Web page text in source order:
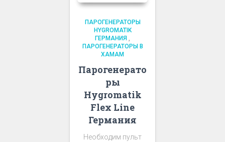
ПАРОГЕНЕРАТОРЫ
HYGROMATIK
ГЕРМАНИЯ ,
ПАРОГЕНЕРАТОРЫ В
ХАМАМ
Парогенерато
ры
Hygromatik
Flex Line
Германия
Необходим пульт